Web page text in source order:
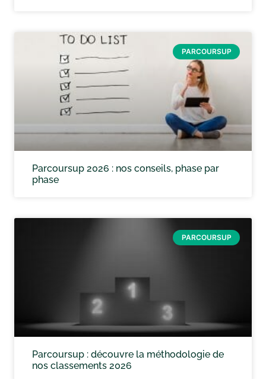
PARCOURSUP
Parcoursup 2026 : nos conseils, phase par
phase
PARCOURSUP
Parcoursup : découvre la méthodologie de
nos classements 2026